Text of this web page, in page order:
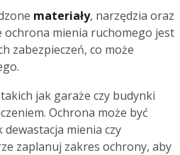
materiały, narzędzia oraz
ochrona mienia ruchomego jest
zabezpieczeń, co może
jak garaże czy budynki
Ochrona może być
mienia czy
zaplanuj zakres ochrony, aby